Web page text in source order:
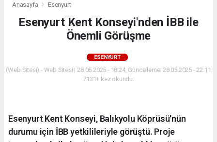
Anasayfa Esenyurt
Esenyurt Kent Konseyi'nden İBB ile
Önemli Görüşme
ESENYURT
(Web Sitesi) - Web Sitesi | 28.05.2025 - 18:24, Güncelleme: 28.05.2025 - 22:11
7131+ kez okundu.
Esenyurt Kent Konseyi, Balıkyolu Köprüsü'nün
durumu için İBB yetkilileriyle görüştü. Proje